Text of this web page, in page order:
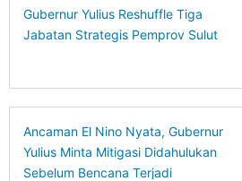
Gubernur Yulius Reshuffle Tiga
Jabatan Strategis Pemprov Sulut
Ancaman El Nino Nyata, Gubernur
Yulius Minta Mitigasi Didahulukan
Sebelum Bencana Terjadi